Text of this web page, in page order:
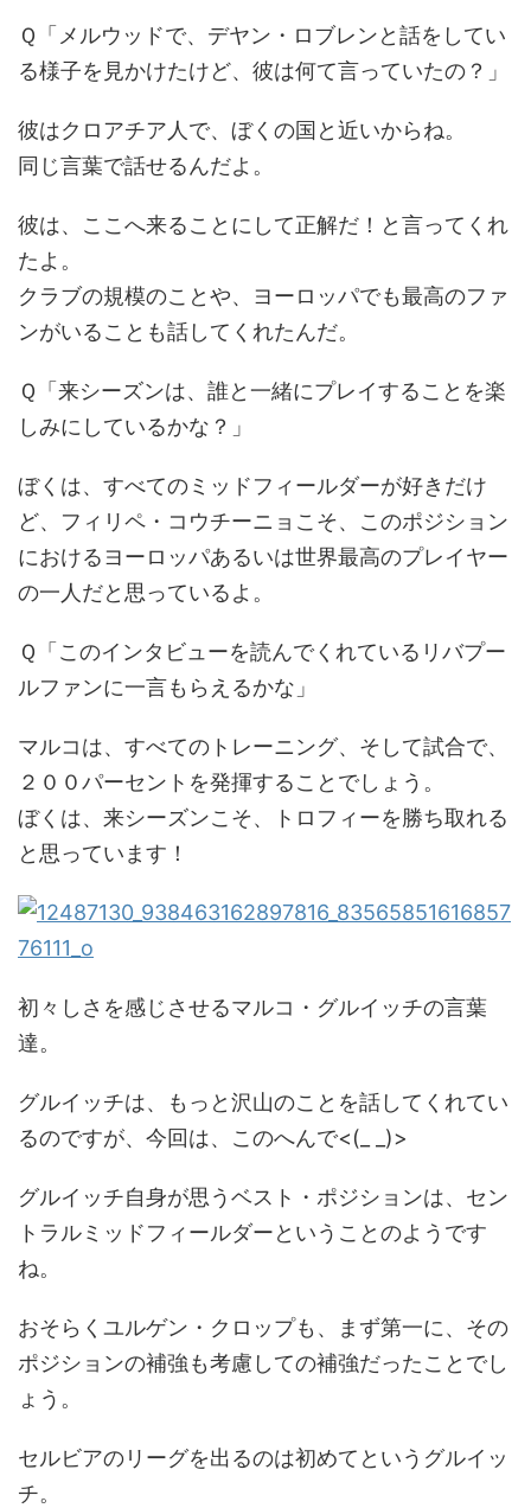
Ｑ「メルウッドで、デヤン・ロブレンと話をしてい
る様子を見かけたけど、彼は何て言っていたの？」
彼はクロアチア人で、ぼくの国と近いからね。
同じ言葉で話せるんだよ。
彼は、ここへ来ることにして正解だ！と言ってくれ
たよ。
クラブの規模のことや、ヨーロッパでも最高のファ
ンがいることも話してくれたんだ。
Ｑ「来シーズンは、誰と一緒にプレイすることを楽
しみにしているかな？」
ぼくは、すべてのミッドフィールダーが好きだけ
ど、フィリペ・コウチーニョこそ、このポジション
におけるヨーロッパあるいは世界最高のプレイヤー
の一人だと思っているよ。
Ｑ「このインタビューを読んでくれているリバプー
ルファンに一言もらえるかな」
マルコは、すべてのトレーニング、そして試合で、
２００パーセントを発揮することでしょう。
ぼくは、来シーズンこそ、トロフィーを勝ち取れる
と思っています！
初々しさを感じさせるマルコ・グルイッチの言葉
達。
グルイッチは、もっと沢山のことを話してくれてい
るのですが、今回は、このへんで<(_ _)>
グルイッチ自身が思うベスト・ポジションは、セン
トラルミッドフィールダーということのようです
ね。
おそらくユルゲン・クロップも、まず第一に、その
ポジションの補強も考慮しての補強だったことでし
ょう。
セルビアのリーグを出るのは初めてというグルイッ
チ。